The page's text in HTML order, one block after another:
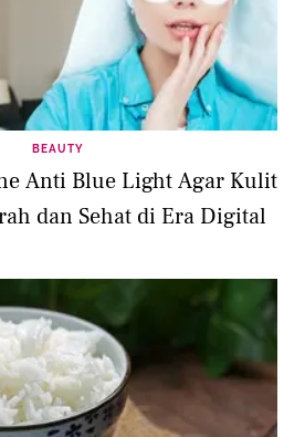
BEAUTY
Anti Blue Light Agar Kulit
dan Sehat di Era Digital